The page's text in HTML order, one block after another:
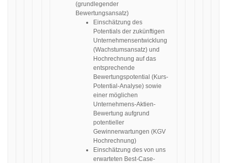
(grundlegender
Bewertungsansatz)
Einschätzung des
Potentials der zukünftigen
Unternehmensentwicklung
(Wachstumsansatz) und
Hochrechnung auf das
entsprechende
Bewertungspotential (Kurs-
Potential-Analyse) sowie
einer möglichen
Unternehmens-Aktien-
Bewertung aufgrund
potentieller
Gewinnerwartungen (KGV
Hochrechnung)
Einschätzung des von uns
erwarteten Best-Case-